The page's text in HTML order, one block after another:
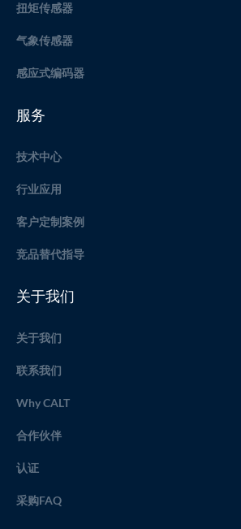
扭矩传感器
气象传感器
感应式编码器
服务
技术中心
行业应用
客户定制案例
竞品替代指导
关于我们
关于我们
联系我们
Why CALT
合作伙伴
认证
采购FAQ